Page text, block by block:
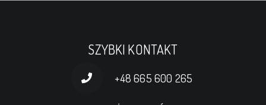
SZYBKI KONTAKT
+48 665 600 265